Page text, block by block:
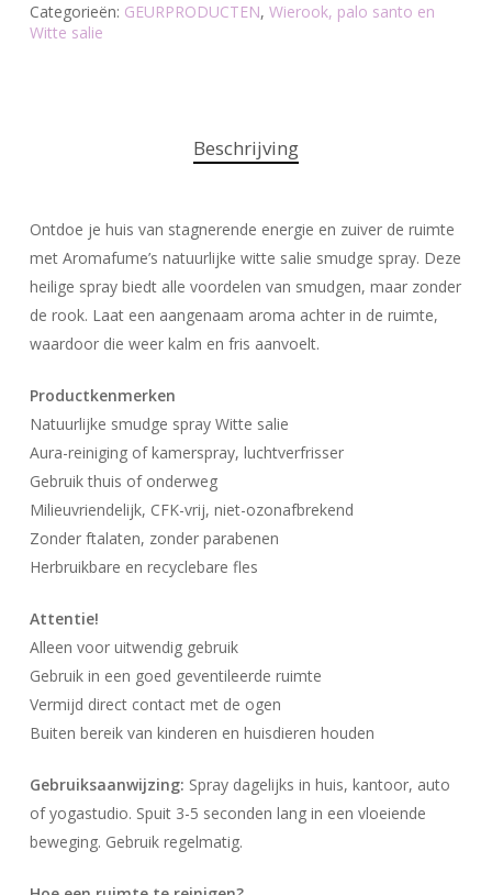
Categorieën: GEURPRODUCTEN, Wierook, palo santo en
Witte salie
Beschrijving
Ontdoe je huis van stagnerende energie en zuiver de ruimte
met Aromafume’s natuurlijke witte salie smudge spray. Deze
heilige spray biedt alle voordelen van smudgen, maar zonder
de rook. Laat een aangenaam aroma achter in de ruimte,
waardoor die weer kalm en fris aanvoelt.
Productkenmerken
Natuurlijke smudge spray Witte salie
Aura-reiniging of kamerspray, luchtverfrisser
Gebruik thuis of onderweg
Milieuvriendelijk, CFK-vrij, niet-ozonafbrekend
Zonder ftalaten, zonder parabenen
Herbruikbare en recyclebare fles
Attentie!
Alleen voor uitwendig gebruik
Gebruik in een goed geventileerde ruimte
Vermijd direct contact met de ogen
Buiten bereik van kinderen en huisdieren houden
Gebruiksaanwijzing: Spray dagelijks in huis, kantoor, auto
of yogastudio. Spuit 3-5 seconden lang in een vloeiende
beweging. Gebruik regelmatig.